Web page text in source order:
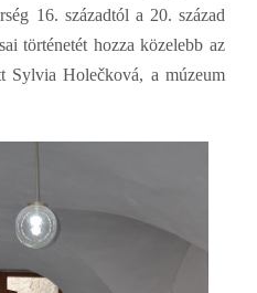
16. századtól a 20. század
történetét hozza közelebb az
Sylvia Holečková, a múzeum